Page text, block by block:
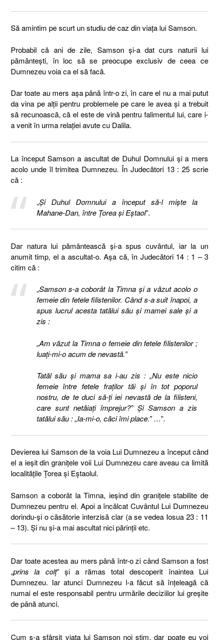
Să amintim pe scurt un studiu de caz din viața lui Samson.
Probabil că ani de zile, Samson și-a dat curs naturii lui
pământești, în loc să se preocupe exclusiv de ceea ce
Dumnezeu voia ca el să facă.
Dar toate au mers așa până într-o zi, în care el nu a mai putut
da vina pe alții pentru problemele pe care le avea și a trebuit
să recunoască, că el este de vină pentru falimentul lui, care i-
a venit în urma relației avute cu Dalila.
La început Samson a ascultat de Duhul Domnului și a mers
acolo unde îl trimitea Dumnezeu. În Judecători 13 : 25 scrie
că :
„Şi Duhul Domnului a început să-l mişte la
Mahane-Dan, între Ţorea şi Eştaol”.
Dar natura lui pământească și-a spus cuvântul, iar la un
anumit timp, el a ascultat-o. Așa că, în Judecători 14 : 1 – 3
citim că :
„Samson s-a coborât la Timna şi a văzut acolo o
femeie din fetele filistenilor. Când s-a suit înapoi, a
spus lucrul acesta tatălui său şi mamei sale şi a
zis :
„Am văzut la Timna o femeie din fetele filistenilor ;
luaţi-mi-o acum de nevastă.”
Tatăl său şi mama sa i-au zis : „Nu este nicio
femeie între fetele fraţilor tăi şi în tot poporul
nostru, de te duci să-ţi iei nevastă de la filisteni,
care sunt netăiaţi împrejur?” Şi Samson a zis
tatălui său : „Ia-mi-o, căci îmi place.”…”.
Devierea lui Samson de la voia Lui Dumnezeu a început când
el a ieșit din granițele voii Lui Dumnezeu care aveau ca limită
localitățile Țorea și Eștaolul.
Samson a coborât la Timna, ieșind din granițele stabilite de
Dumnezeu pentru el. Apoi a încălcat Cuvântul Lui Dumnezeu
dorindu-și o căsătorie interzisă clar (a se vedea Iosua 23 : 11
– 13). Și nu și-a mai ascultat nici părinții etc.
Dar toate acestea au mers până într-o zi când Samson a fost
„prins la colț” și a rămas total descoperit înaintea Lui
Dumnezeu. Iar atunci Dumnezeu l-a făcut să înțeleagă că
numai el este responsabil pentru urmările deciziilor lui greșite
de până atunci.
Cum s-a sfârșit viața lui Samson noi știm, dar poate eu voi